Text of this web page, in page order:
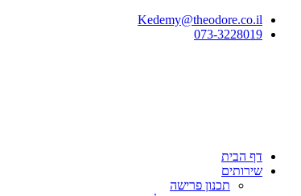
Kedemy@theodore.co.il
073-3228019
דף הבית
שירותים
תכנון פרישה